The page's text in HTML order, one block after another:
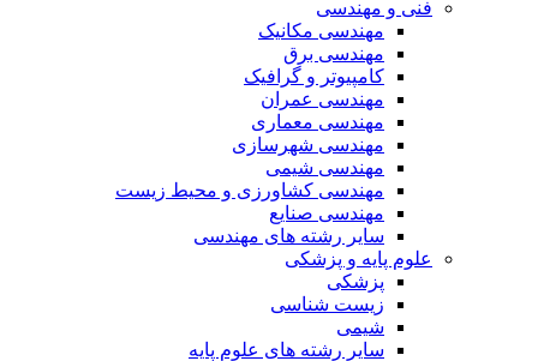
فنی و مهندسی
مهندسی مکانیک
مهندسی برق
کامپیوتر و گرافیک
مهندسی عمران
مهندسی معماری
مهندسی شهرسازی
مهندسی شیمی
مهندسی کشاورزی و محیط زیست
مهندسی صنایع
سایر رشته های مهندسی
علوم پایه و پزشکی
پزشکی
زیست شناسی
شیمی
سایر رشته های علوم پایه